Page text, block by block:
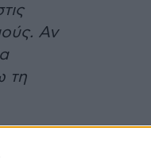
Αν
τη